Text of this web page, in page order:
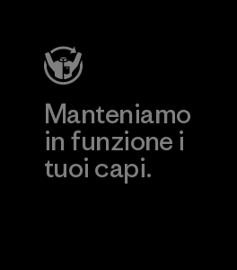
Manteniamo
in funzione i
tuoi capi.